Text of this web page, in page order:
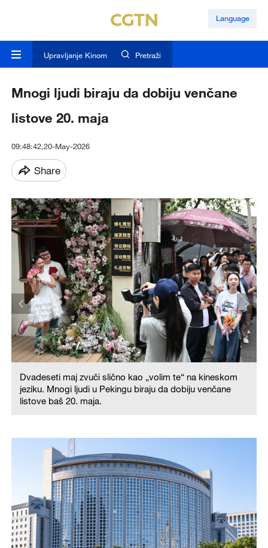
Language
Upravljanje Kinom Pretraži
Mnogi ljudi biraju da dobiju venčane
listove 20. maja
09:48:42,20-May-2026
Share
Dvadeseti maj zvuči slično kao „volim te“ na kineskom
jeziku. Mnogi ljudi u Pekingu biraju da dobiju venčane
listove baš 20. maja.